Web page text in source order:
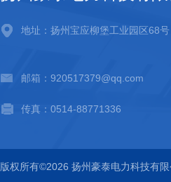
地址：扬州宝应柳堡工业园区68号
邮箱：920517379@qq.com
传真：0514-88771336
版权所有©2026 扬州豪泰电力科技有